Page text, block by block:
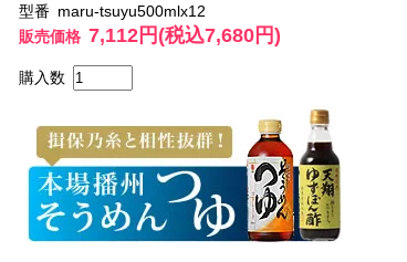
型番 maru-tsuyu500mlx12
販売価格 7,112円(税込7,680円)
購入数